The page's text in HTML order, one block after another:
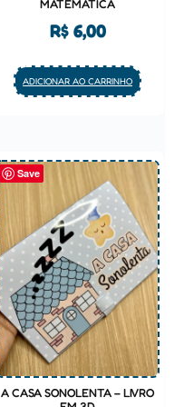
MATEMÁTICA
R$6,00
ADICIONAR AO CARRINHO
Save
A CASA SONOLENTA – LIVRO